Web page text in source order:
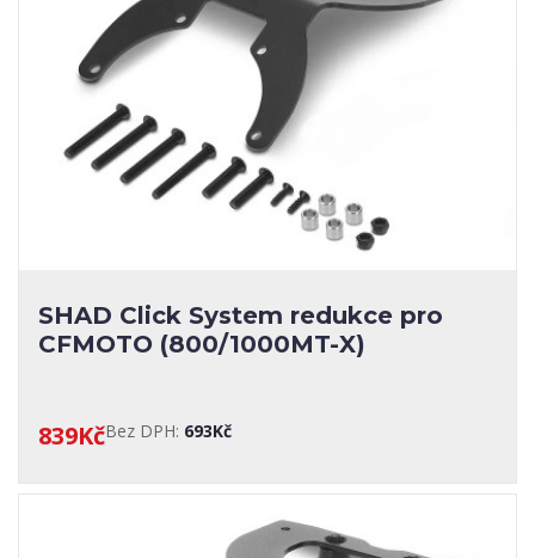
SHAD Click System redukce pro
CFMOTO (800/1000MT-X)
839KčBez DPH: 693Kč